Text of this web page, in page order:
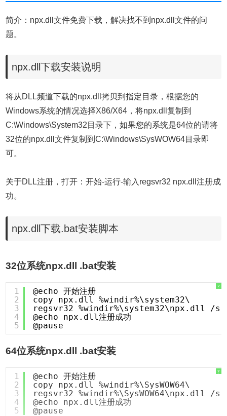
简介：npx.dll文件免费下载，解决找不到npx.dll文件的问
题。
npx.dll下载安装说明
将从DLL频道下载的npx.dll拷贝到指定目录，根据您的
Windows系统的情况选择X86/X64，将npx.dll复制到
C:\Windows\System32目录下，如果您的系统是64位的请将
32位的npx.dll文件复制到C:\Windows\SysWOW64目录即
可。
关于DLL注册，打开：开始-运行-输入regsvr32 npx.dll注册成
功。
npx.dll下载.bat安装脚本
32位系统npx.dll .bat安装
?
1
2
3
4
5
@echo 开始注册
copy npx.dll %windir%\system32\
regsvr32 %windir%\system32\npx.dll /s
@echo npx.dll注册成功
@pause
64位系统npx.dll .bat安装
?
1
2
3
4
5
@echo 开始注册
copy npx.dll %windir%\SysWOW64\
regsvr32 %windir%\SysWOW64\npx.dll /s
@echo npx.dll注册成功
@pause